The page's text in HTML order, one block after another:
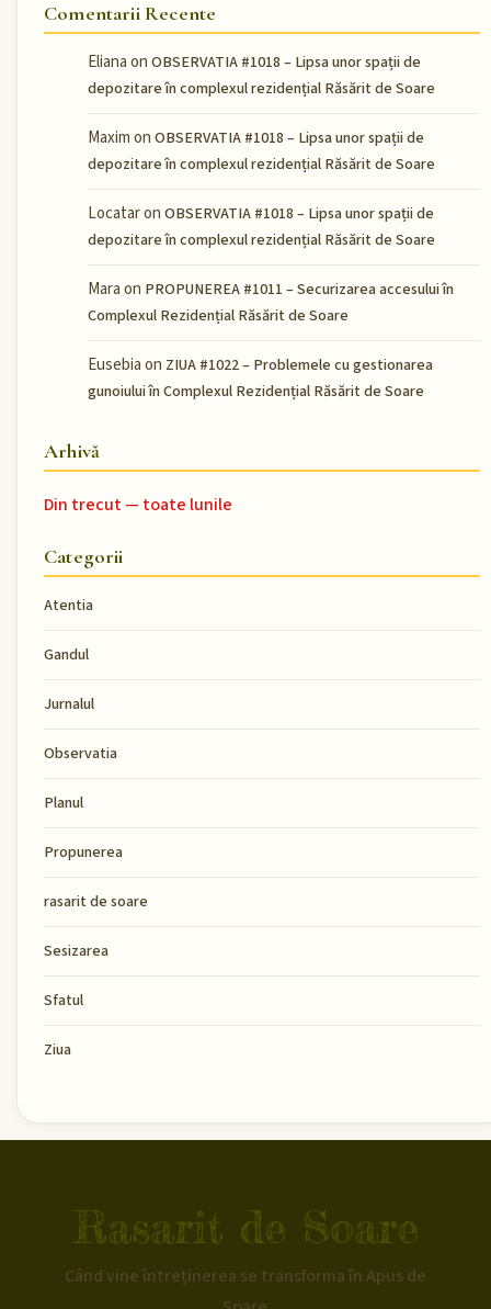
Comentarii Recente
Elianaon OBSERVATIA #1018 – Lipsa unor spații de
depozitare în complexul rezidențial Răsărit de Soare
Maximon OBSERVATIA #1018 – Lipsa unor spații de
depozitare în complexul rezidențial Răsărit de Soare
Locataron OBSERVATIA #1018 – Lipsa unor spații de
depozitare în complexul rezidențial Răsărit de Soare
Maraon PROPUNEREA #1011 – Securizarea accesului în
Complexul Rezidențial Răsărit de Soare
Eusebiaon ZIUA #1022 – Problemele cu gestionarea
gunoiului în Complexul Rezidențial Răsărit de Soare
Arhivă
Din trecut — toate lunile
Categorii
Atentia
Gandul
Jurnalul
Observatia
Planul
Propunerea
rasarit de soare
Sesizarea
Sfatul
Ziua
Rasarit de Soare
Când vine întreținerea se transforma în Apus de